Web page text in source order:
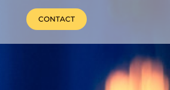
CONTACT